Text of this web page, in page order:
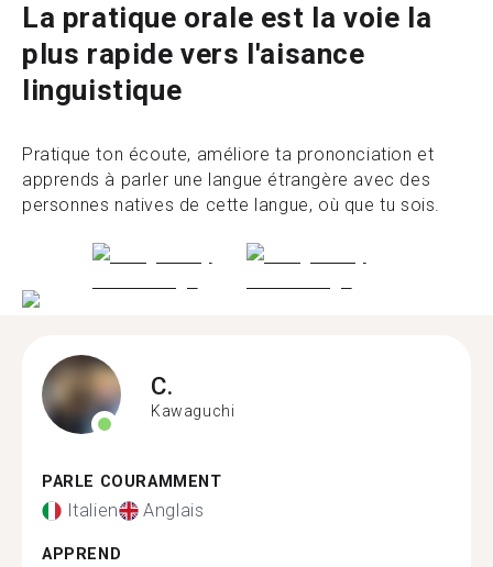
La pratique orale est la voie la
plus rapide vers l'aisance
linguistique
Pratique ton écoute, améliore ta prononciation et
apprends à parler une langue étrangère avec des
personnes natives de cette langue, où que tu sois.
C.
Kawaguchi
PARLE COURAMMENT
Italien Anglais
APPREND